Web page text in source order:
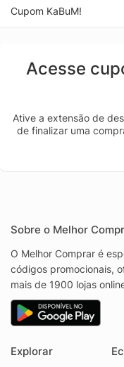
Cupom KaBuM!
Acesse
Ative a extensão de
de finalizar uma
Sobre o Melhor
O Melhor Comprar é
códigos promocionais,
mais de 1900 lojas
Explorar